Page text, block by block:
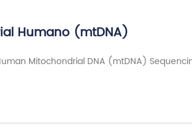
Humano (mtDNA)